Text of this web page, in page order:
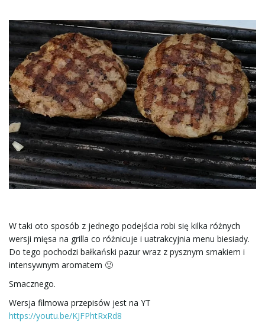
W taki oto sposób z jednego podejścia robi się kilka różnych
wersji mięsa na grilla co różnicuje i uatrakcyjnia menu biesiady.
Do tego pochodzi bałkański pazur wraz z pysznym smakiem i
intensywnym aromatem 🙂
Smacznego.
Wersja filmowa przepisów jest na YT
https://youtu.be/KJFPhtRxRd8